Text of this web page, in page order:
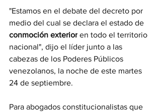
"Estamos en el debate del decreto por
medio del cual se declara el estado de
conmoción exterior en todo el territorio
nacional", dijo el líder junto a las
cabezas de los Poderes Públicos
venezolanos, la noche de este martes
24 de septiembre.
Para abogados constitucionalistas que